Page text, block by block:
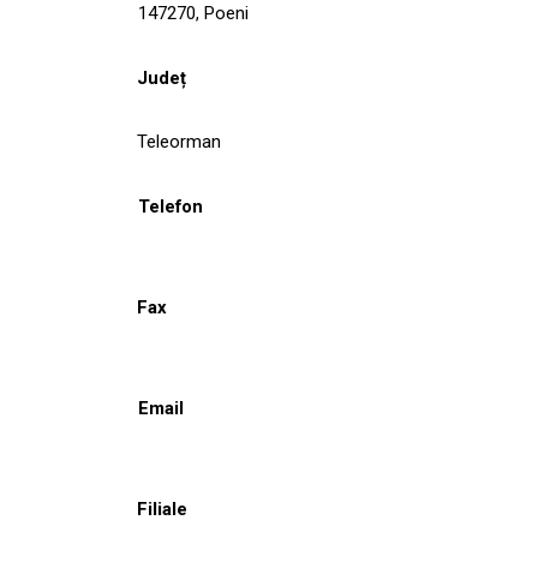
147270, Poeni
Județ
Teleorman
Telefon
Fax
Email
Filiale